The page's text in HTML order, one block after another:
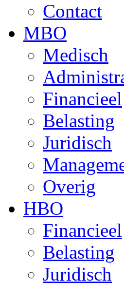
Contact
MBO
Medisch
Financieel
Belasting
Juridisch
Overig
HBO
Financieel
Belasting
Juridisch